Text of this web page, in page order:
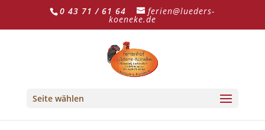
0 43 71 / 61 64 ferien@lueders-
koeneke.de
Seite wählen